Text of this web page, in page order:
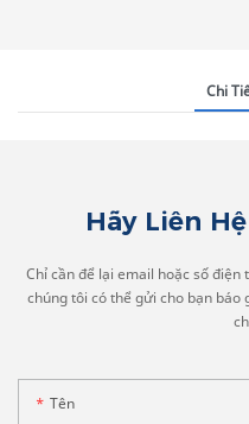
Chi
Hãy Liên
Chỉ cần để lại email hoặc số
chúng tôi có thể gửi cho bạn báo
Tên